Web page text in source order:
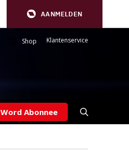
AANMELDEN
Shop Klantenservice
Word Abonnee